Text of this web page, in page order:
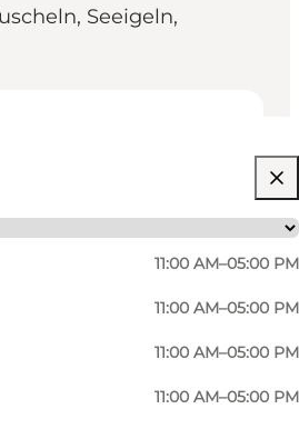
Seeigeln,
11:00 AM–05:00 PM
11:00 AM–05:00 PM
11:00 AM–05:00 PM
11:00 AM–05:00 PM